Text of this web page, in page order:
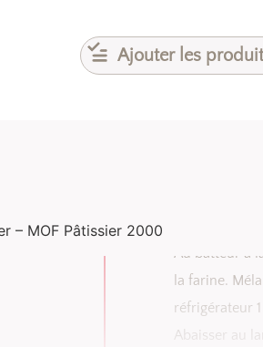
Ajouter les
– MOF Pâtissier 2000
Au batteur à
la farine.
réfrigérateur
Abaisser au